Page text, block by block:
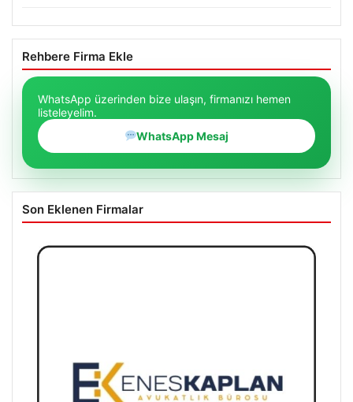
Rehbere Firma Ekle
WhatsApp üzerinden bize ulaşın, firmanızı hemen
listeleyelim.
WhatsApp Mesaj
Son Eklenen Firmalar